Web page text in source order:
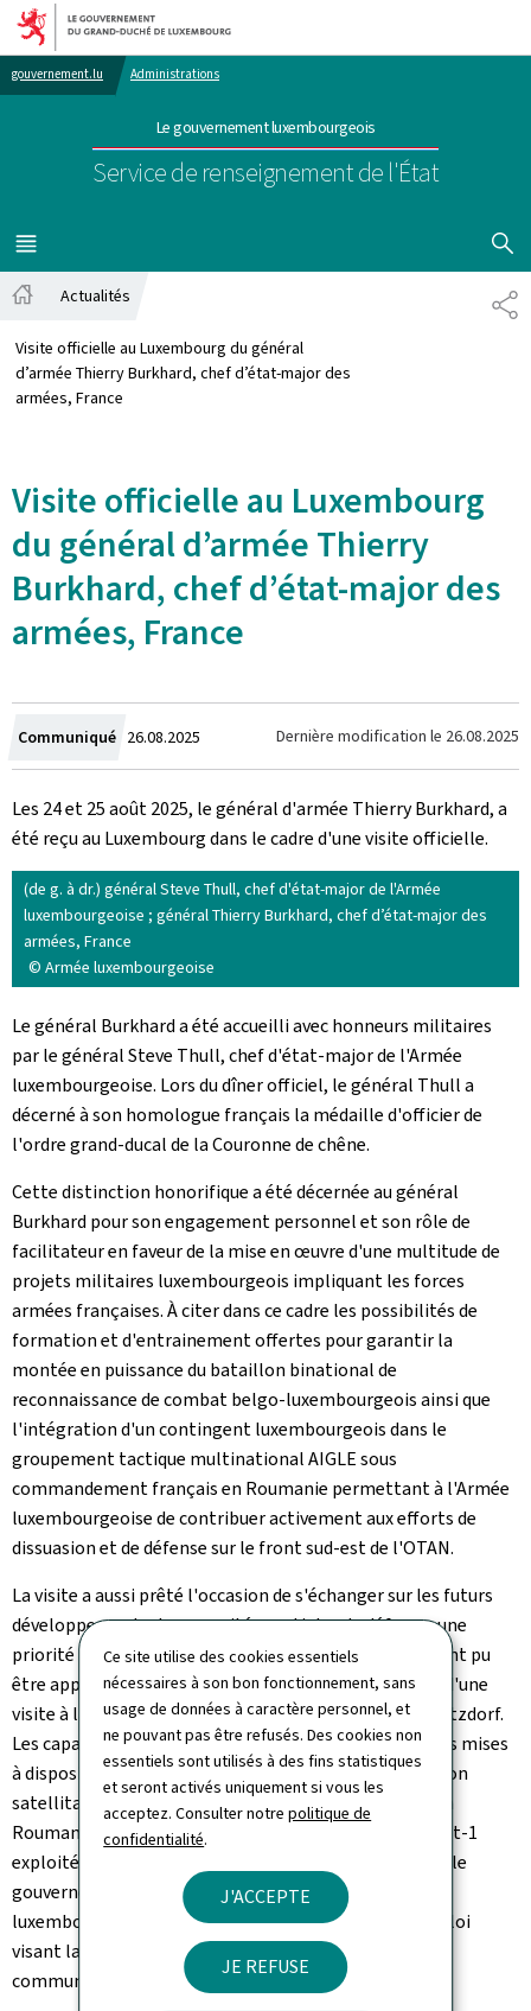
Ce site utilise des cookies essentiels
nécessaires à son bon fonctionnement, sans
usage de données à caractère personnel, et
ne pouvant pas être refusés. Des cookies non
essentiels sont utilisés à des fins statistiques
et seront activés uniquement si vous les
acceptez. Consulter notrepolitique de
confidentialité.
J'ACCEPTE
JE REFUSE
Aller au menu principal
Aller au contenu
gouvernement.lu Administrations
Le gouvernement luxembourgeois
Service de renseignement de l'État
MENU
PRINCIPAL
Actualités
Visite officielle au Luxembourg du général
d’armée Thierry Burkhard, chef d’état-major des
armées, France
Visite officielle au Luxembourg
du général d’armée Thierry
Burkhard, chef d’état-major des
armées, France
Communiqué Crée
le
26.08.2025 Dernière modification le 26.08.2025
Les 24 et 25 août 2025, le général d'armée Thierry Burkhard, a
été reçu au Luxembourg dans le cadre d'une visite officielle.
(de g. à dr.) général Steve Thull, chef d'état-major de l'Armée
luxembourgeoise ; général Thierry Burkhard, chef d’état-major des
armées, France
© Armée luxembourgeoise
Le général Burkhard a été accueilli avec honneurs militaires
par le général Steve Thull, chef d'état-major de l'Armée
luxembourgeoise. Lors du dîner officiel, le général Thull a
décerné à son homologue français la médaille d'officier de
l'ordre grand-ducal de la Couronne de chêne.
Cette distinction honorifique a été décernée au général
Burkhard pour son engagement personnel et son rôle de
facilitateur en faveur de la mise en œuvre d'une multitude de
projets militaires luxembourgeois impliquant les forces
armées françaises. À citer dans ce cadre les possibilités de
formation et d'entrainement offertes pour garantir la
montée en puissance du bataillon binational de
reconnaissance de combat belgo-luxembourgeois ainsi que
l'intégration d'un contingent luxembourgeois dans le
groupement tactique multinational AIGLE sous
commandement français en Roumanie permettant à l'Armée
luxembourgeoise de contribuer activement aux efforts de
dissuasion et de défense sur le front sud-est de l'OTAN.
La visite a aussi prêté l'occasion de s'échanger sur les futurs
développements des capacités spatiales de défense, une
priorité pour les deux pays. Ces dernières discussions ont pu
être approfondies avec des experts en la matière lors d'une
visite à la Société européenne des satellites (SES) à Betzdorf.
Les capacités de communication hautement sécurisées mises
à disposition par des équipes mobiles de communication
satellitaire luxembourgeoises au profit de la France en
Roumanie passent en particulier par le satellite GovSat-1
exploité par GovSat, un partenariat public-privé entre le
gouvernement luxembourgeois et SES. La Défense
luxembourgeoise a déposé en juillet 2025 un projet de loi
visant la mise en orbite d'un deuxième satellite de
communication.